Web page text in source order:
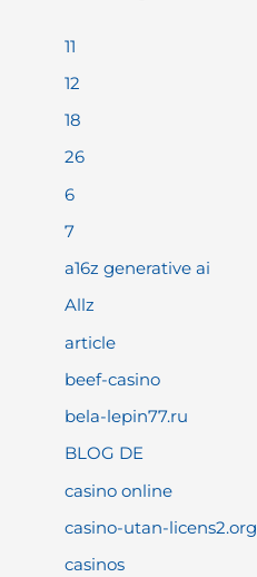
11
12
18
26
6
7
a16z generative ai
Allz
article
beef-casino
bela-lepin77.ru
BLOG DE
casino online
casino-utan-licens2.org
casinos